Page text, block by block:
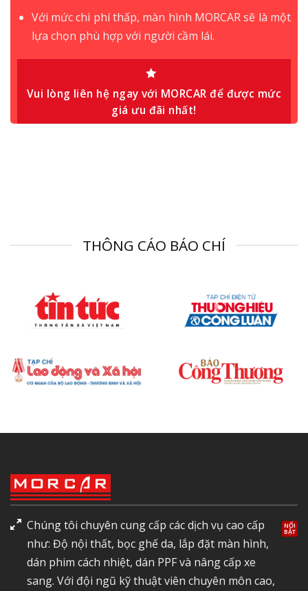
Với mức chi phí thấp, màn hình MORCAR sẽ là một
lựa chọn phù hợp với người cầm lái.
Vui lòng liên hệ ngay với MORCAR để được mức
giá ưu đãi nhất!
THÔNG CÁO BÁO CHÍ
Chúng tôi chuyên cung cấp các dịch vụ cao cấp
như: Độ nội thất, bọc ghế da, lắp đặt màn hình,
dán phim cách nhiệt, dán PPF và nâng cấp xe
sang. Với đội ngũ kỹ thuật viên chuyên môn cao,